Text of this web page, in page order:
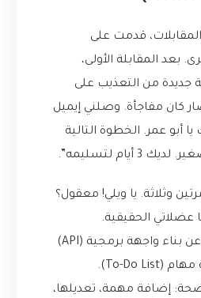
قدمت على
بعد المقابلة الأولى،
جديدة من التعذيب على
كان مفاجأة. وصلني إيميل
أبو عمر. الخطوة التالية
لتسليمه”.
وثلاثة. يا ويلي! معقول؟
عضلاتي الحقيقية.
المشروع كان عبارة عن بناء واجهة برمجية (API)
بسيطة لإدارة قائمة مهام (To-Do List).
إضافة مهمة، تعديلها،